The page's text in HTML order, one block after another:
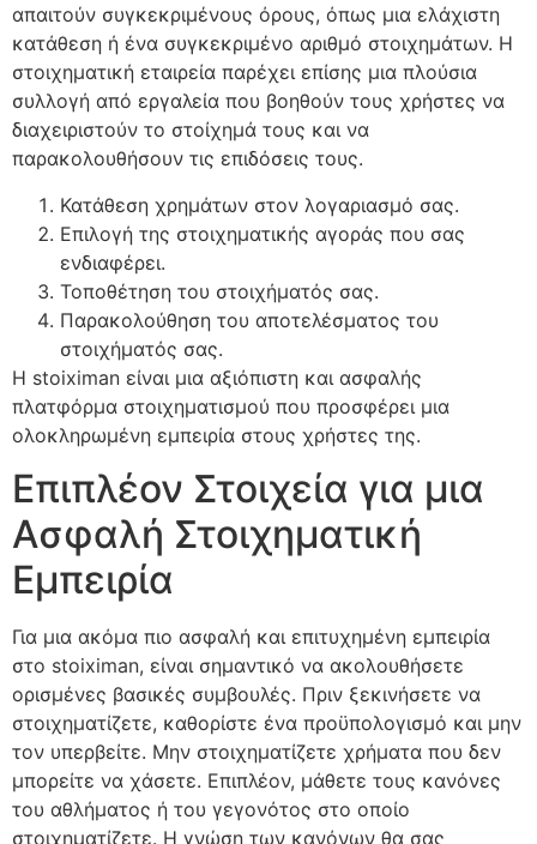
απαιτούν συγκεκριμένους όρους, όπως μια ελάχιστη
κατάθεση ή ένα συγκεκριμένο αριθμό στοιχημάτων. Η
στοιχηματική εταιρεία παρέχει επίσης μια πλούσια
συλλογή από εργαλεία που βοηθούν τους χρήστες να
διαχειριστούν το στοίχημά τους και να
παρακολουθήσουν τις επιδόσεις τους.
Κατάθεση χρημάτων στον λογαριασμό σας.
Επιλογή της στοιχηματικής αγοράς που σας
ενδιαφέρει.
Τοποθέτηση του στοιχήματός σας.
Παρακολούθηση του αποτελέσματος του
στοιχήματός σας.
Η stoiximan είναι μια αξιόπιστη και ασφαλής
πλατφόρμα στοιχηματισμού που προσφέρει μια
ολοκληρωμένη εμπειρία στους χρήστες της.
Επιπλέον Στοιχεία για μια
Ασφαλή Στοιχηματική
Εμπειρία
Για μια ακόμα πιο ασφαλή και επιτυχημένη εμπειρία
στο stoiximan, είναι σημαντικό να ακολουθήσετε
ορισμένες βασικές συμβουλές. Πριν ξεκινήσετε να
στοιχηματίζετε, καθορίστε ένα προϋπολογισμό και μην
τον υπερβείτε. Μην στοιχηματίζετε χρήματα που δεν
μπορείτε να χάσετε. Επιπλέον, μάθετε τους κανόνες
του αθλήματος ή του γεγονότος στο οποίο
στοιχηματίζετε. Η γνώση των κανόνων θα σας